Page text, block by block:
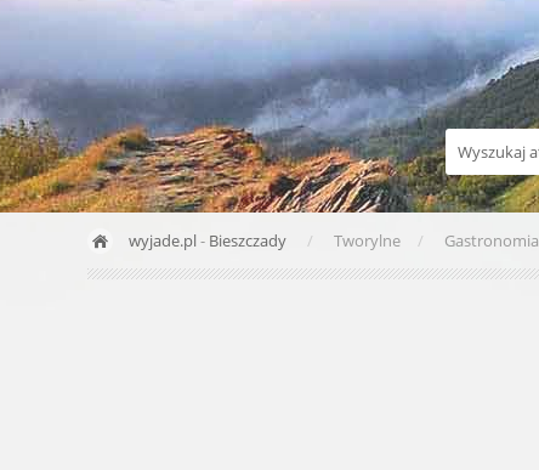
wyjade.pl- Bieszczady Tworylne Gastronomia